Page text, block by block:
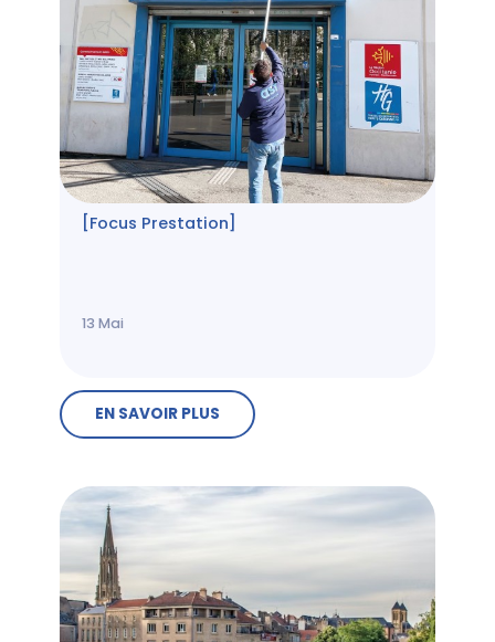
[Focus Prestation]
13 Mai
EN SAVOIR PLUS